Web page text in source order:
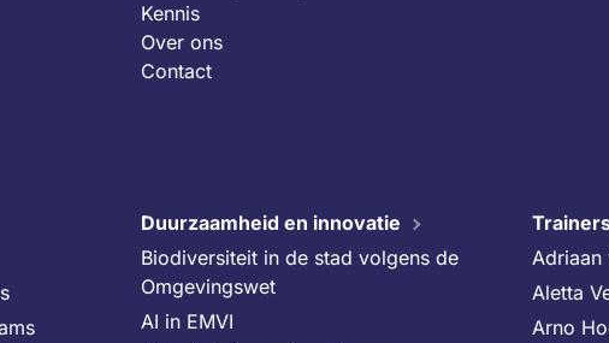
Kennis
Over ons
Contact
Duurzaamheid en innovatie
Biodiversiteit in de stad volgens de
Omgevingswet
AI in EMVI
Adriaan
Aletta
Arno